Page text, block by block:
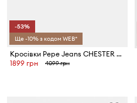
-53%
Ще -10% з кодом WEB*
Кросівки Pepe Jeans CHESTER DISTRESS W
1899 грн
4099 грн